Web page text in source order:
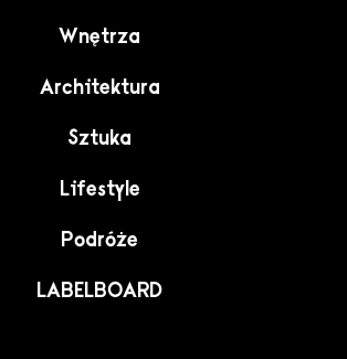
Wnętrza
Architektura
Sztuka
Lifestyle
Podróże
LABELBOARD